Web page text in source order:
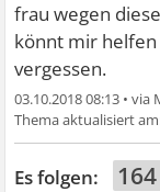
frau wegen
könnt mir helfen
vergessen.
03.10.2018 08:13 •